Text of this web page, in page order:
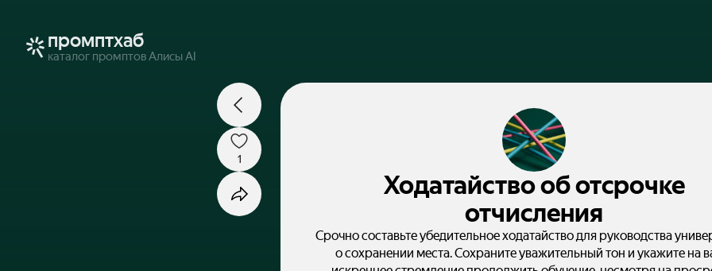
промптхаб
каталог промптов Алисы AI
Ходатайство об отсрочке
отчисления
Срочно составьте убедительное ходатайство для руководства
о сохранении места. Сохраните уважительный тон и укажите на
1